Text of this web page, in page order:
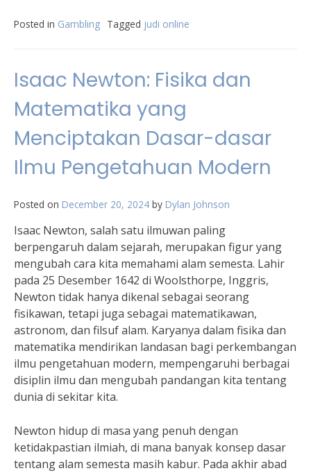
Posted in Gambling Tagged judi online
Isaac Newton: Fisika dan
Matematika yang
Menciptakan Dasar-dasar
Ilmu Pengetahuan Modern
Posted on December 20, 2024 by Dylan Johnson
Isaac Newton, salah satu ilmuwan paling
berpengaruh dalam sejarah, merupakan figur yang
mengubah cara kita memahami alam semesta. Lahir
pada 25 Desember 1642 di Woolsthorpe, Inggris,
Newton tidak hanya dikenal sebagai seorang
fisikawan, tetapi juga sebagai matematikawan,
astronom, dan filsuf alam. Karyanya dalam fisika dan
matematika mendirikan landasan bagi perkembangan
ilmu pengetahuan modern, mempengaruhi berbagai
disiplin ilmu dan mengubah pandangan kita tentang
dunia di sekitar kita.
Newton hidup di masa yang penuh dengan
ketidakpastian ilmiah, di mana banyak konsep dasar
tentang alam semesta masih kabur. Pada akhir abad